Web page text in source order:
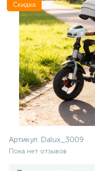
Скидка
Артикул: Dalux_3009
Пока нет отзывов